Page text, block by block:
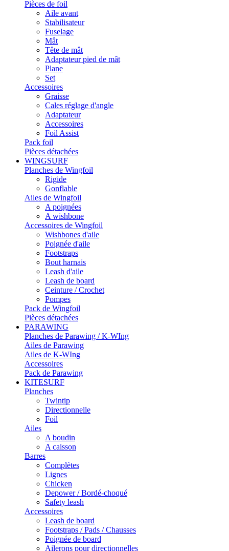
Pièces de foil
Aile avant
Stabilisateur
Fuselage
Mât
Tête de mât
Adaptateur pied de mât
Plane
Set
Accessoires
Graisse
Cales réglage d'angle
Adaptateur
Accessoires
Foil Assist
Pack foil
Pièces détachées
WINGSURF
Planches de Wingfoil
Rigide
Gonflable
Ailes de Wingfoil
A poignées
A wishbone
Accessoires de Wingfoil
Wishbones d'aile
Poignée d'aile
Footstraps
Bout harnais
Leash d'aile
Leash de board
Ceinture / Crochet
Pompes
Pack de Wingfoil
Pièces détachées
PARAWING
Planches de Parawing / K-WIng
Ailes de Parawing
Ailes de K-WIng
Accessoires
Pack de Parawing
KITESURF
Planches
Twintip
Directionnelle
Foil
Ailes
A boudin
A caisson
Barres
Complètes
Lignes
Chicken
Depower / Bordé-choqué
Safety leash
Accessoires
Leash de board
Footstraps / Pads / Chausses
Poignée de board
Ailerons pour directionnelles